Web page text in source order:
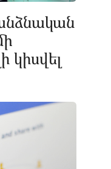
կիսվել